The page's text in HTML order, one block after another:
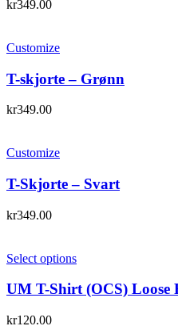
kr349.00
Customize
T-skjorte – Grønn
kr349.00
Customize
T-Skjorte – Svart
kr349.00
Select options
UM T-Shirt (OCS) Loose
kr120.00